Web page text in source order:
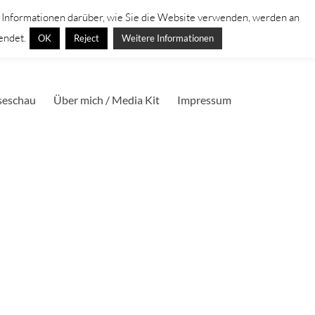
Über mich / Media Kit
Impressum
darüber, wie Sie die Website verwenden, werden an
OK Reject Weitere Informationen